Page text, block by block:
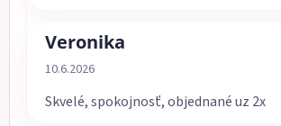
Veronika
Hodnotenie obchodu je 5 z 5 hviezdičiek.
10.6.2026
Skvelé, spokojnosť, objednané uz 2x